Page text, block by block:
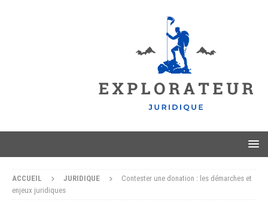
ACCUEIL JURIDIQUE
Contester une donation : les démarches et
enjeux juridiques